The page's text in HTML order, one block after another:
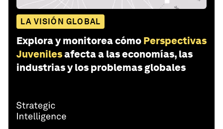
LA VISIÓN GLOBAL
Explora y monitorea cómo Perspectivas
Juvenilesafecta a las economías, las
industrias y los problemas globales